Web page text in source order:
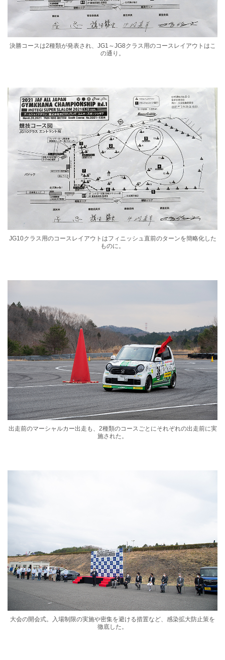
決勝コースは2種類が発表され、JG1～JG8クラス用のコースレイアウトはこ
の通り。
JG10クラス用のコースレイアウトはフィニッシュ直前のターンを簡略化した
ものに。
出走前のマーシャルカー出走も、2種類のコースごとにそれぞれの出走前に実
施された。
大会の開会式。入場制限の実施や密集を避ける措置など、感染拡大防止策を
徹底した。